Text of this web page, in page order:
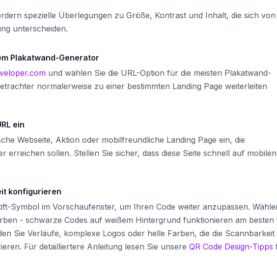
spezielle Überlegungen zu Größe, Kontrast und Inhalt, die sich
unterscheiden.
Plakatwand-Generator
und wählen Sie die URL-Option für die meisten Plakatwand-
normalerweise zu einer bestimmten Landing Page weiterleiten
ein
Webseite, Aktion oder mobilfreundliche Landing Page ein, die
erreichen sollen. Stellen Sie sicher, dass diese Seite schnell auf mobilen
konfigurieren
Symbol im Vorschaufenster, um Ihren Code weiter anzupassen.
- schwarze Codes auf weißem Hintergrund funktionieren am
Sie Verläufe, komplexe Logos oder helle Farben, die die Scannbarkeit
Für detailliertere Anleitung lesen Sie unsere QR Code Design-Tipps